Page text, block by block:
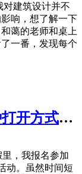
对建筑设计并不
响，想了解一下
蔼的老师和桌上
一番，发现每个
潘妍莹：智能编程语言的N种打开方式，让我触摸到了未来
，我报名参加
动。虽然时间短